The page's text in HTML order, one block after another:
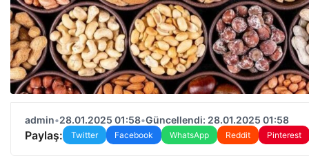
admin•28.01.2025 01:58•Güncellendi: 28.01.2025 01:58
Paylaş: Twitter Facebook WhatsApp Reddit Pinterest